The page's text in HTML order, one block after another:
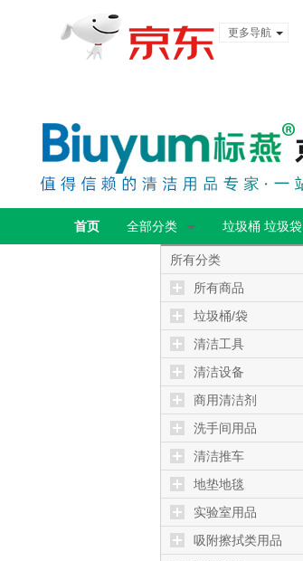
更多导航
首页 全部分类 垃圾桶 垃圾袋
所有分类
所有商品
垃圾桶/袋
清洁工具
清洁设备
商用清洁剂
洗手间用品
清洁推车
地垫地毯
实验室用品
吸附擦拭类用品